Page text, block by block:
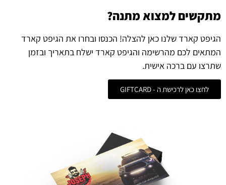
מתקשים למצוא מתנה?
הגיפט קארד שלנו כאן להצלה! הכנסו ובחרו את הגיפט קארד
המתאים לכם מהרשימה והגיפט קארד ישלח בתאריך ובזמן
שתרצו עם ברכה אישית.
לחצו כאן לרכישת ה - GIFTCARD